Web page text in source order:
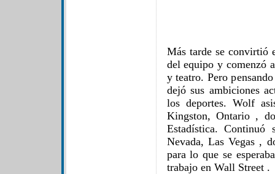
Más tarde se convirtió
del equipo y comenzó
y teatro. Pero
dejó sus ambiciones
los deportes. Wolf
Kingston, Ontario ,
Estadística.
Nevada, Las Vegas ,
para lo que se
trabajo en Wall Street .